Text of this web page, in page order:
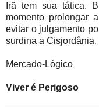
Irã tem sua tática.
momento prolongar
evitar o julgamento
surdina a Cisjordânia.
Mercado-Lógico
Viver é Perigoso